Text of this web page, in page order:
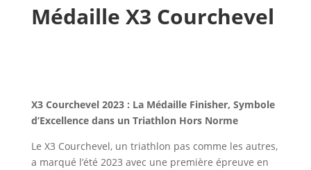
Médaille X3 Courchevel
X3 Courchevel 2023 : La Médaille Finisher, Symbole
d’Excellence dans un Triathlon Hors Norme
Le X3 Courchevel, un triathlon pas comme les autres,
a marqué l’été 2023 avec une première épreuve en